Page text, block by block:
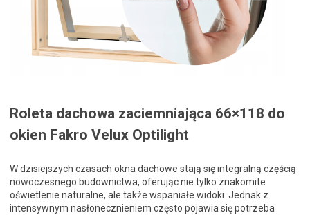
Roleta dachowa zaciemniająca 66×118 do
okien Fakro Velux Optilight
W dzisiejszych czasach okna dachowe stają się integralną częścią
nowoczesnego budownictwa, oferując nie tylko znakomite
oświetlenie naturalne, ale także wspaniałe widoki. Jednak z
intensywnym nasłonecznieniem często pojawia się potrzeba